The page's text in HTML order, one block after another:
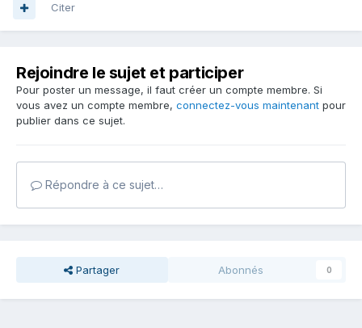
Citer
Rejoindre le sujet et participer
Pour poster un message, il faut créer un compte membre. Si
vous avez un compte membre, connectez-vous maintenant pour
publier dans ce sujet.
Répondre à ce sujet…
Partager Abonnés 0